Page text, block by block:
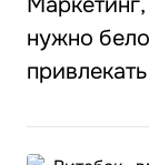
нужно